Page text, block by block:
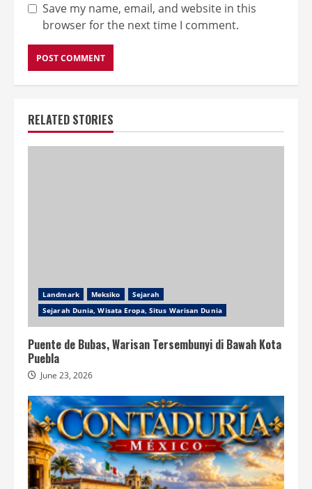
Save my name, email, and website in this
browser for the next time I comment.
RELATED STORIES
Landmark Meksiko
Sejarah
Sejarah Dunia, Wisata Eropa, Situs Warisan Dunia
Puente de Bubas, Warisan Tersembunyi di Bawah Kota
Puebla
June 23, 2026